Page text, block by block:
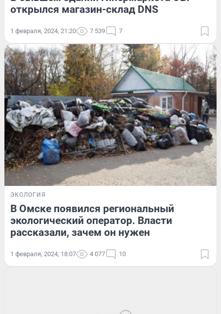
открылся магазин-склад DNS
1 февраля, 2024, 21:20 7 539 7
ЭКОЛОГИЯ
В Омске появился региональный
экологический оператор. Власти
рассказали, зачем он нужен
1 февраля, 2024, 18:07 4 077 10